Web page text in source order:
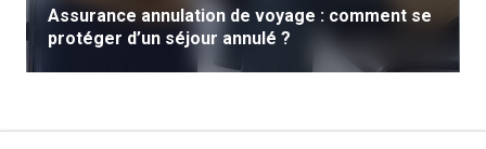
Assurance annulation de voyage : comment se
protéger d’un séjour annulé ?